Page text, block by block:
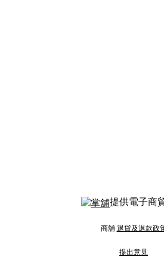
提供電子商
商舖 退貨及退款政
提出意見